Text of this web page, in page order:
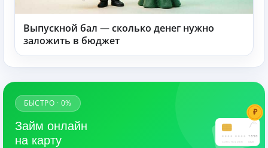
Выпускной бал — сколько денег нужно
заложить в бюджет
7890
CARDHOLDER 03/28
₽
БЫСТРО · 0%
Займ онлайн
на карту